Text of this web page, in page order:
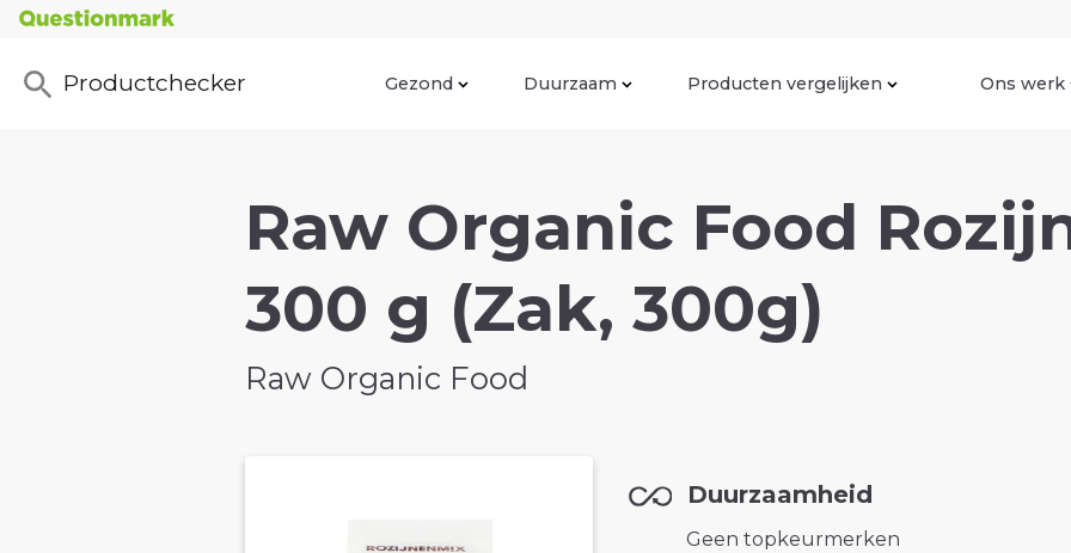
Productchecker Gezond Duurzaam Producten vergelijken Ons werk
Raw Organic Food
300 g (Zak, 300g)
Raw Organic Food
Duurzaamheid
Geen topkeurmerken